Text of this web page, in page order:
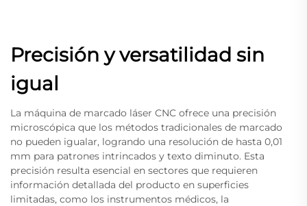
Precisión y versatilidad sin
igual
La máquina de marcado láser CNC ofrece una precisión
microscópica que los métodos tradicionales de marcado
no pueden igualar, logrando una resolución de hasta 0,01
mm para patrones intrincados y texto diminuto. Esta
precisión resulta esencial en sectores que requieren
información detallada del producto en superficies
limitadas, como los instrumentos médicos, la